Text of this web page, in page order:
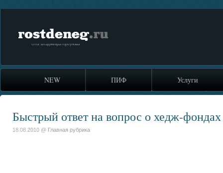
rostdeneg.ru
блог владимира горбунова
NEW ПИФ Услуги
Быстрый ответ на вопрос о хедж-фондах
18.08.2010 @ Главная рубрика